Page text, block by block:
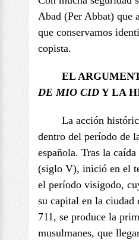
Abad (Per Abbat) que
que conservamos
copista.
EL
DE MIO CID Y LA
La acción
dentro del período de
española. Tras la
(siglo V), inició en el
el período visigodo,
su capital en la ciudad
711, se produce la
musulmanes, que